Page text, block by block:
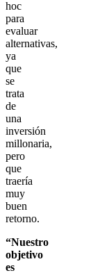
hoc
para
evaluar
alternativas,
ya
que
se
trata
de
una
inversión
millonaria,
pero
que
traería
muy
buen
retorno.
“Nuestro
objetivo
es